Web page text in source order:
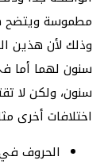
مطموسة ويتضح
وذلك لأن هذين
سنون لهما أما
سنون، ولكن لا
اختلافات أخرى
الحروف